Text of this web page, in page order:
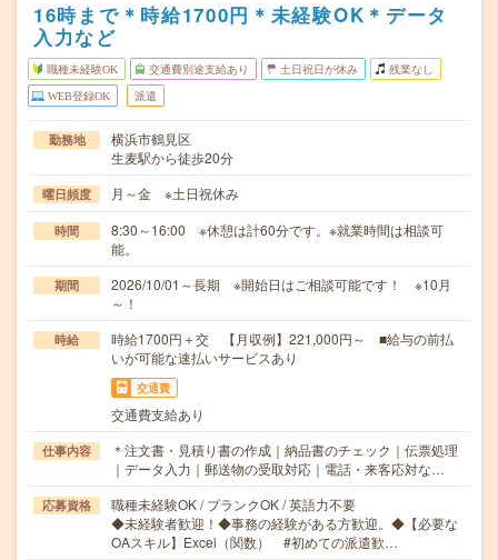
16時まで＊時給1700円＊未経験OK＊データ
入力など
職種未経験OK 交通費別途支給あり 土日祝日が休み 残業なし
WEB登録OK 派遣
勤務地
横浜市鶴見区
生麦駅から徒歩20分
曜日頻度 月～金 ※土日祝休み
時間
8:30～16:00 ※休憩は計60分です。※就業時間は相談可
能。
期間
2026/10/01～長期 ※開始日はご相談可能です！ ※10月
～！
時給
時給1700円＋交 【月収例】221,000円～ ■給与の前払
いが可能な速払いサービスあり
交通費
交通費支給あり
仕事内容
＊注文書・見積り書の作成｜納品書のチェック｜伝票処理
｜データ入力｜郵送物の受取対応｜電話・来客応対な…
応募資格
職種未経験OK / ブランクOK / 英語力不要
◆未経験者歓迎！◆事務の経験がある方歓迎。◆【必要な
OAスキル】Excel（関数） #初めての派遣歓…